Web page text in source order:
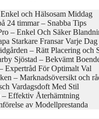
och Hälsosam Middag
24 timmar – Snabba Tips
– Enkel Och Säker
Starkare Fransar Varje Dag
– Rätt Placering och
Sjöstad – Bekvämt
Expertråd För Optimalt Val
– Marknadsöversikt och
Vardagsdoft Med Stil
– Effektiv Återhämtning
av Modellprestanda